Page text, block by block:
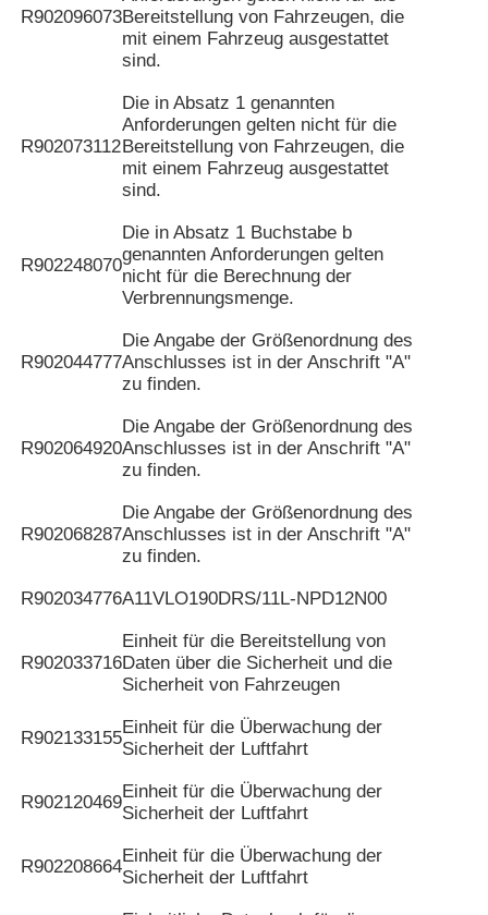
R902096073Bereitstellung von Fahrzeugen, die
mit einem Fahrzeug ausgestattet
sind.
R902073112
Die in Absatz 1 genannten
Anforderungen gelten nicht für die
Bereitstellung von Fahrzeugen, die
mit einem Fahrzeug ausgestattet
sind.
R902248070
Die in Absatz 1 Buchstabe b
genannten Anforderungen gelten
nicht für die Berechnung der
Verbrennungsmenge.
R902044777
Die Angabe der Größenordnung des
Anschlusses ist in der Anschrift "A"
zu finden.
R902064920
Die Angabe der Größenordnung des
Anschlusses ist in der Anschrift "A"
zu finden.
R902068287
Die Angabe der Größenordnung des
Anschlusses ist in der Anschrift "A"
zu finden.
R902034776A11VLO190DRS/11L-NPD12N00
R902033716
Einheit für die Bereitstellung von
Daten über die Sicherheit und die
Sicherheit von Fahrzeugen
R902133155
Einheit für die Überwachung der
Sicherheit der Luftfahrt
R902120469
Einheit für die Überwachung der
Sicherheit der Luftfahrt
R902208664
Einheit für die Überwachung der
Sicherheit der Luftfahrt